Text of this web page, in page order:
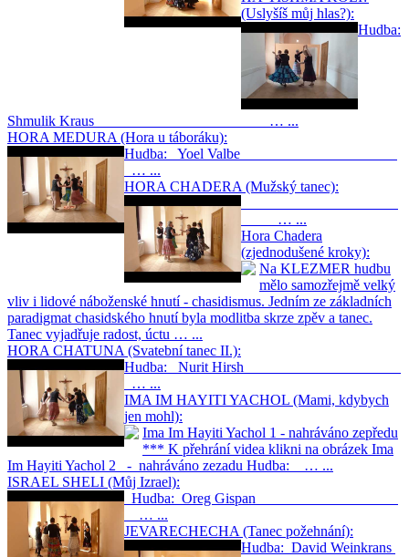
(Uslyšíš můj hlas?):
Hudba:
Shmulik Kraus … ...
HORA MEDURA (Hora u táboráku):
Hudba: Yoel Valbe
… ...
HORA CHADERA (Mužský tanec):
… ...
Hora Chadera
(zjednodušené kroky):
Na KLEZMER hudbu
mělo samozřejmě velký
vliv i lidové náboženské hnutí - chasidismus. Jedním ze základních
paradigmat chasidského hnutí byla modlitba skrze zpěv a tanec.
Tanec vyjadřuje radost, úctu … ...
HORA CHATUNA (Svatební tanec II.):
Hudba: Nurit Hirsh
… ...
IMA IM HAYITI YACHOL (Mami, kdybych
jen mohl):
Ima Im Hayiti Yachol 1 - nahráváno zepředu
*** K přehrání videa klikni na obrázek Ima
Im Hayiti Yachol 2 - nahráváno zezadu Hudba: … ...
ISRAEL SHELI (Můj Izrael):
Hudba: Oreg Gispan
… ...
JEVARECHECHA (Tanec požehnání):
Hudba: David Weinkrans